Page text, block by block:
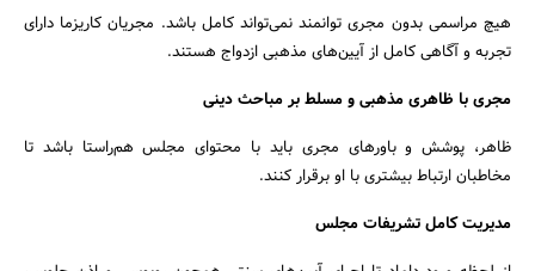
هیچ مراسمی بدون مجری توانمند نمی‌تواند کامل باشد. مجریان کاریزما دارای
تجربه و آگاهی کامل از آیین‌های مذهبی ازدواج هستند.
مجری با ظاهری مذهبی و مسلط بر مباحث دینی
ظاهر، پوشش و باورهای مجری باید با محتوای مجلس هم‌راستا باشد تا
مخاطبان ارتباط بیشتری با او برقرار کنند.
مدیریت کامل تشریفات مجلس